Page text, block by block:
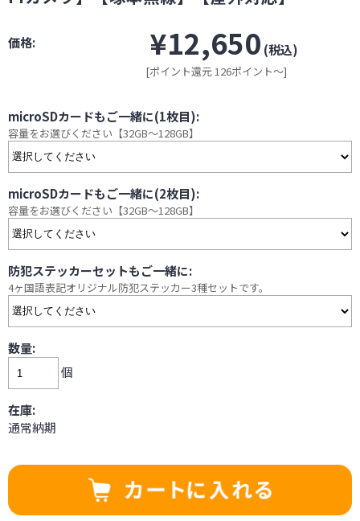
価格: ¥12,650 (税込)
[ポイント還元 126ポイント～]
microSDカードもご一緒に(1枚目):
容量をお選びください【32GB～128GB】
microSDカードもご一緒に(2枚目):
容量をお選びください【32GB～128GB】
防犯ステッカーセットもご一緒に:
4ヶ国語表記オリジナル防犯ステッカー3種セットです。
数量:
個
在庫:
通常納期